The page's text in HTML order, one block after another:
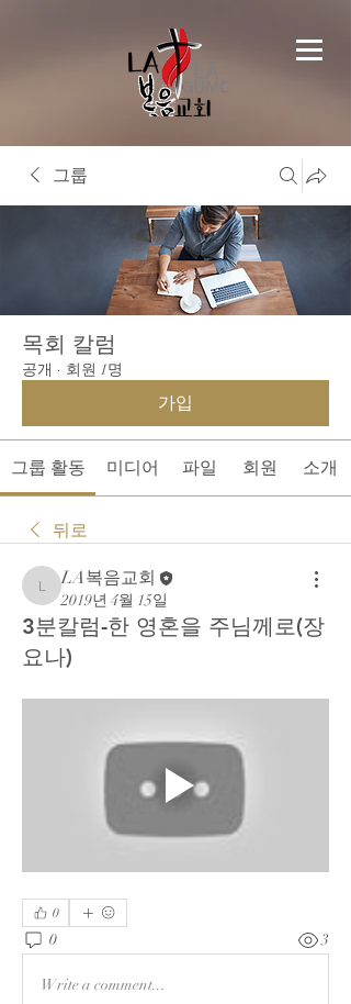
그룹
목회 칼럼
공개 · 회원 1명
가입
그룹 활동 미디어 파일 회원 소개
뒤로
LA복음교회
LA복음교회
2019년 4월 15일
3분칼럼-한 영혼을 주님께로(장
요나)
0
0 3
Write a comment...